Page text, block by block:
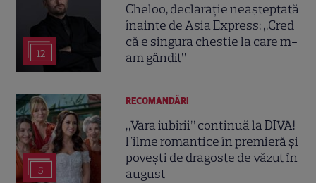
12
Cheloo, declarație neașteptată
înainte de Asia Express: „Cred
că e singura chestie la care m-
am gândit”
5
RECOMANDĂRI
„Vara iubirii” continuă la DIVA!
Filme romantice în premieră și
povești de dragoste de văzut în
august